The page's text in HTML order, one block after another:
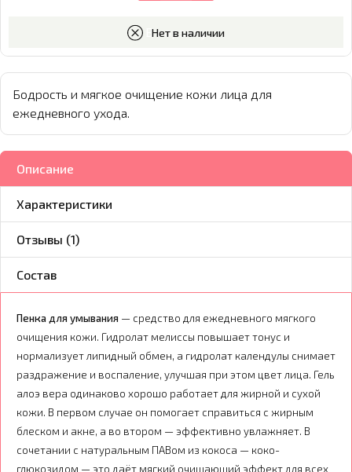
Нет в наличии
В корзину
Бодрость и мягкое очищение кожи лица для
ежедневного ухода.
Описание
Характеристики
Отзывы (1)
Состав
Пенка для умывания — средство для ежедневного мягкого
очищения кожи. Гидролат мелиссы повышает тонус и
нормализует липидный обмен, а гидролат календулы снимает
раздражение и воспаление, улучшая при этом цвет лица. Гель
алоэ вера одинаково хорошо работает для жирной и сухой
кожи. В первом случае он помогает справиться с жирным
блеском и акне, а во втором — эффективно увлажняет. В
сочетании с натуральным ПАВом из кокоса — коко-
глюкозидом — это даёт мягкий очищающий эффект для всех